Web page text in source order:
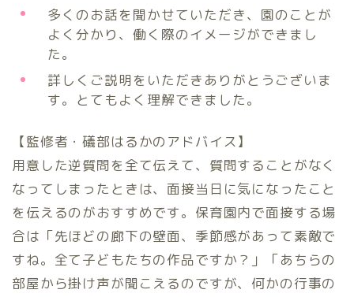
多くのお話を聞かせていただき、園のことが
よく分かり、働く際のイメージができまし
た。
詳しくご説明をいただきありがとうございま
す。とてもよく理解できました。
【監修者・礒部はるかのアドバイス】
用意した逆質問を全て伝えて、質問することがなく
なってしまったときは、面接当日に気になったこと
を伝えるのがおすすめです。保育園内で面接する場
合は「先ほどの廊下の壁面、季節感があって素敵で
すね。全て子どもたちの作品ですか？」「あちらの
部屋から掛け声が聞こえるのですが、何かの行事の